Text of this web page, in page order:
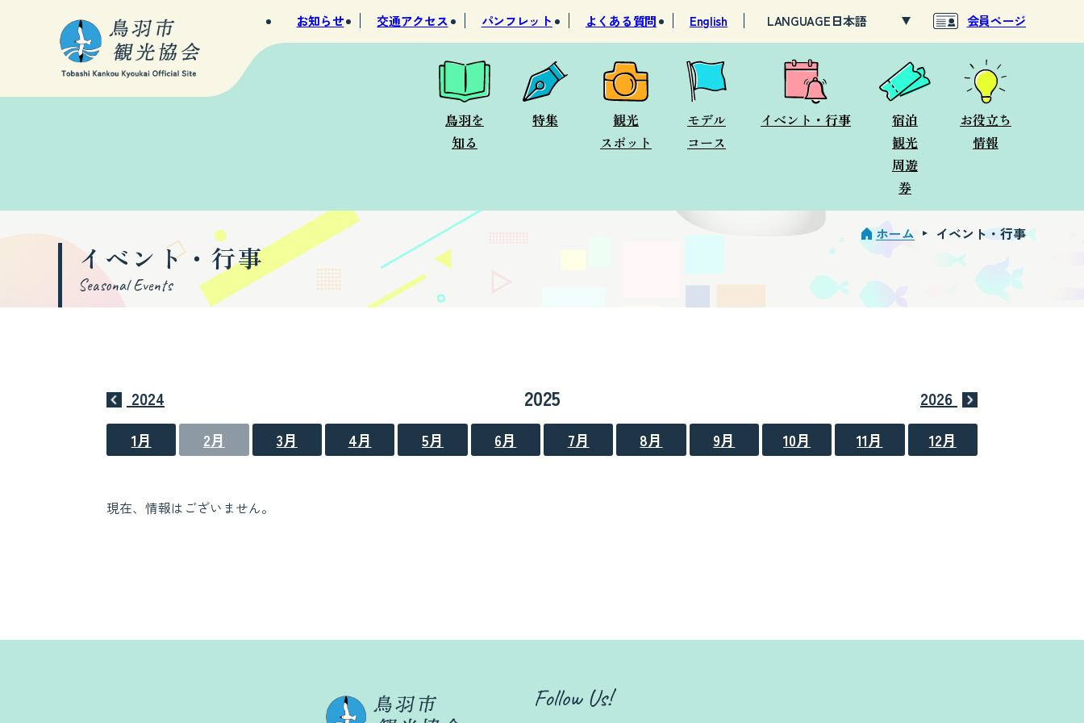
お知らせ 交通アクセス パンフレット よくある質問 English LANGUAGE 会員ページ
鳥羽を
知る
特集
観光
スポット
モデル
コース
イベント・行事
宿泊
観光
周遊
券
お役立ち
情報
イベント・行事
Seasonal Events
ホーム イベント・行事
2024 2025 2026
1月 2月 3月 4月 5月 6月 7月 8月 9月 10月 11月 12月
現在、情報はございません。